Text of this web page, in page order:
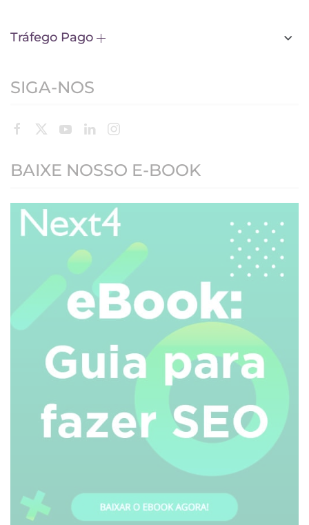
Tráfego Pago
SIGA-NOS
BAIXE NOSSO E-BOOK